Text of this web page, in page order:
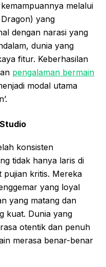
melalui
yang
dengan narasi yang
dunia yang
fitur. Keberhasilan
pengalaman bermain
modal utama
konsisten
tidak hanya laris di
pujian kritis. Mereka
yang loyal
yang matang dan
kuat. Dunia yang
otentik dan penuh
merasa benar-benar